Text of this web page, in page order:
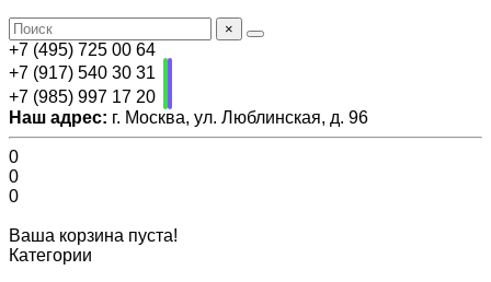
×
+7 (495) 725 00 64
+7 (917) 540 30 31
+7 (985) 997 17 20
Наш адрес: г. Москва, ул. Люблинская, д. 96
0
0
0
Ваша корзина пуста!
Категории